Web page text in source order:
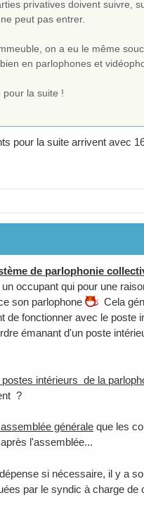
privatives doivent suivre,
peut pas entrer.
on a eu le même
en parlophones et
pour la suite !
pour la suite arrivent avec
de parlophonie
occupant qui pour une
son parlophone
Cela
de fonctionner avec le poste
émanant d'un poste
intérieurs de la
?
générale que les
l'assemblée...
si nécessaire, il y a
par le syndic à charge